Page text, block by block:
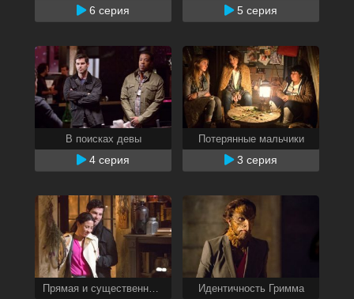
6 серия 5 серия
В поисках девы
4 серия
Потерянные мальчики
3 серия
Идентичность Гримма